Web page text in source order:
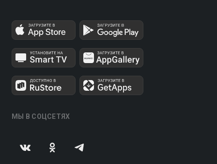
МЫ В СОЦСЕТЯХ